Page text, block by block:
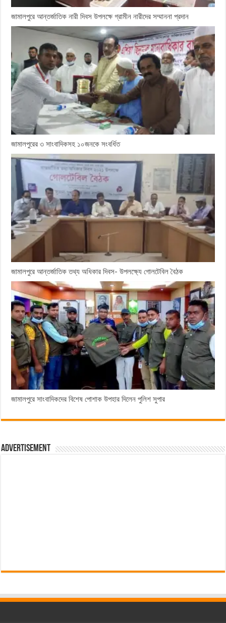
জামালপুরে আন্তর্জাতিক নারী দিবস উপলক্ষে গ্রামীন নারীদের সম্মাননা প্রদান
জামালপুরের ৩ সাংবাদিকসহ ১০জনকে সংবর্ধিত
জামালপুরে আন্তর্জাতিক তথ্য অধিকার দিবস- উপলক্ষ্যে গোলটেবিল বৈঠক
জামালপুরে সাংবাদিকদের বিশেষ পোশাক উপহার দিলেন পুলিশ সুপার
Advertisement